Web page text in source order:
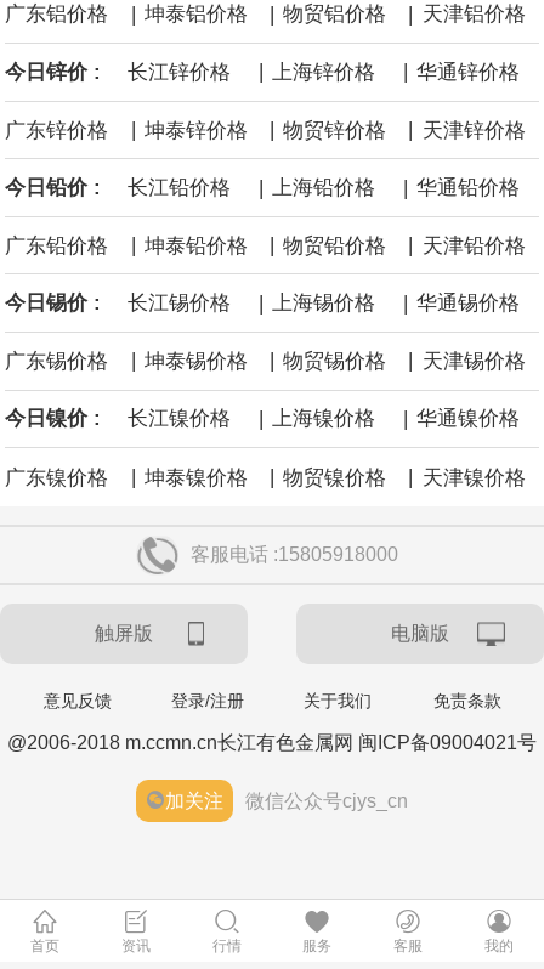
景的线索。StoneX高级分析师马特·辛普森表示，中东和平前景改善
令市场通胀预期下降，推动黄金价格从此前持续数周、位于4000美
元上方的盘整区间中进一步上涨。
必和必拓港口联合工会：必和必拓西澳大利亚铁矿石业务的工人已
通知，将于8月9日实施24小时停工。
广东铝价格 | 坤泰铝价格 | 物贸铝价格 | 天津铝价格
今日锌价 : 长江锌价格 上海锌价格 华通锌价格
广东锌价格 | 坤泰锌价格 | 物贸锌价格 | 天津锌价格
今日铅价 : 长江铅价格 | 上海铅价格 | 华通铅价格
广东铅价格 坤泰铅价格 物贸铅价格 天津铅价格
今日锡价 : 长江锡价格 | 上海锡价格 | 华通锡价格
广东锡价格 坤泰锡价格 物贸锡价格 天津锡价格
今日镍价 : 长江镍价格 | 上海镍价格 | 华通镍价格
广东镍价格 | 坤泰镍价格 | 物贸镍价格 | 天津镍价格
客服电话 :15805918000
触屏版 电脑版
意见反馈 登录/注册 关于我们 免责条款
@2006-2018 m.ccmn.cn长江有色金属网 闽ICP备09004021号
加关注 微信公众号cjys_cn
首页 资讯 行情 服务 客服 我的